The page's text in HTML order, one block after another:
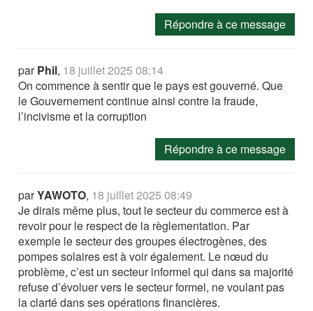
Répondre à ce message
parPhil, 18 juillet 2025 08:14
On commence à sentir que le pays est gouverné. Que
le Gouvernement continue ainsi contre la fraude,
l’incivisme et la corruption
Répondre à ce message
parYAWOTO, 18 juillet 2025 08:49
Je dirais même plus, tout le secteur du commerce est à
revoir pour le respect de la règlementation. Par
exemple le secteur des groupes électrogènes, des
pompes solaires est à voir également. Le nœud du
problème, c’est un secteur informel qui dans sa majorité
refuse d’évoluer vers le secteur formel, ne voulant pas
la clarté dans ses opérations financières.